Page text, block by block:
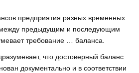
предприятия разных временных
между предыдущим и последующим
требование … баланса.
что достоверный баланс
документально и в соответствии